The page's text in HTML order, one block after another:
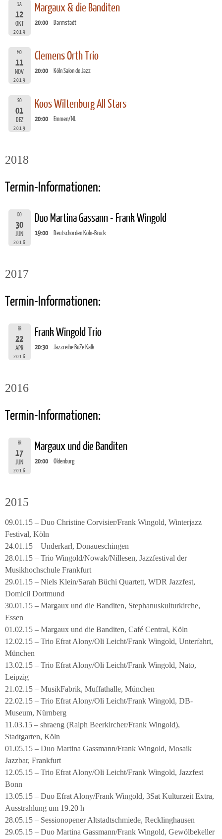
SA
12
OKT
2019
Margaux & die Banditen
20:00 Darmstadt
MO
11
NOV
2019
Clemens Orth Trio
20:00 Köln Salon de Jazz
SO
01
DEZ
2019
Koos Wiltenburg All Stars
20:00 Emmen/NL
2018
Termin-Informationen:
DO
30
JUN
2016
Duo Martina Gassann - Frank Wingold
19:00 Deutschorden Köln-Brück
2017
Termin-Informationen:
FR
22
APR
2016
Frank Wingold Trio
20:30 Jazzreihe BüZe Kalk
2016
Termin-Informationen:
FR
17
JUN
2016
Margaux und die Banditen
20:00 Oldenburg
2015
09.01.15 – Duo Christine Corvisier/Frank Wingold, Winterjazz
Festival, Köln
24.01.15 – Underkarl, Donaueschingen
28.01.15 – Trio Wingold/Nowak/Nillesen, Jazzfestival der
Musikhochschule Frankfurt
29.01.15 – Niels Klein/Sarah Büchi Quartett, WDR Jazzfest,
Domicil Dortmund
30.01.15 – Margaux und die Banditen, Stephanuskulturkirche,
Essen
01.02.15 – Margaux und die Banditen, Café Central, Köln
12.02.15 – Trio Efrat Alony/Oli Leicht/Frank Wingold, Unterfahrt,
München
13.02.15 – Trio Efrat Alony/Oli Leicht/Frank Wingold, Nato,
Leipzig
21.02.15 – MusikFabrik, Muffathalle, München
22.02.15 – Trio Efrat Alony/Oli Leicht/Frank Wingold, DB-
Museum, Nürnberg
11.03.15 – shraeng (Ralph Beerkircher/Frank Wingold),
Stadtgarten, Köln
01.05.15 – Duo Martina Gassmann/Frank Wingold, Mosaik
Jazzbar, Frankfurt
12.05.15 – Trio Efrat Alony/Oli Leicht/Frank Wingold, Jazzfest
Bonn
13.05.15 – Duo Efrat Alony/Frank Wingold, 3Sat Kulturzeit Extra,
Ausstrahlung um 19.20 h
28.05.15 – Sessionopener Altstadtschmiede, Recklinghausen
29.05.15 – Duo Martina Gassmann/Frank Wingold, Gewölbekeller